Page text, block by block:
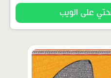
على الويب